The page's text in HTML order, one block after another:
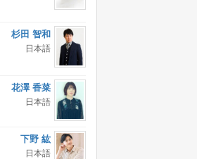
杉田 智和
日本語
花澤 香菜
日本語
下野 紘
日本語